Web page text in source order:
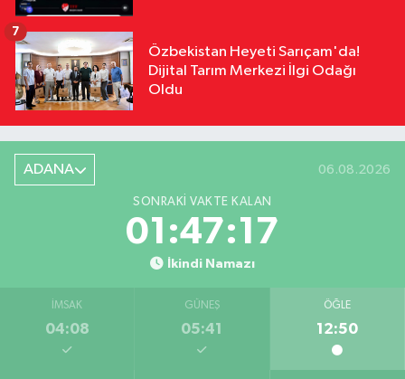
Özbekistan Heyeti Sarıçam'da!
Dijital Tarım Merkezi İlgi Odağı
Oldu
7
ADANA 06.08.2026
SONRAKI VAKTE KALAN
01:47:16
İkindi Namazı
İMSAK
04:08
GÜNEŞ
05:41
ÖĞLE
12:50